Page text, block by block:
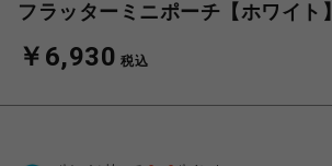
フラッターミニポーチ【ホワイト】
￥6,930 税込